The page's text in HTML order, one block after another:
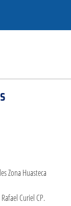
Zona Huasteca
Curiel CP.